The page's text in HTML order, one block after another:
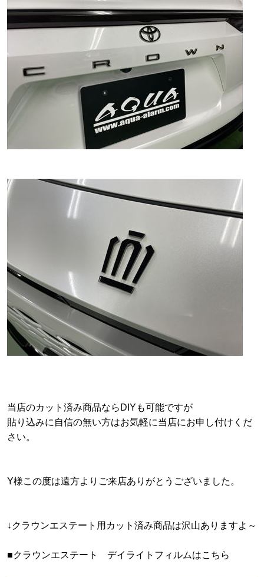
当店のカット済み商品ならDIYも可能ですが
貼り込みに自信の無い方はお気軽に当店にお申し付けくだ
さい。
Y様この度は遠方よりご来店ありがとうございました。
↓クラウンエステート用カット済み商品は沢山ありますよ～
■クラウンエステート デイライトフィルムはこちら